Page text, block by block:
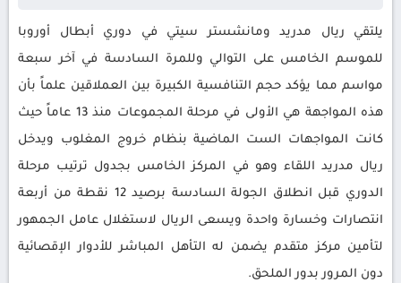
يلتقي ريال مدريد ومانشستر سيتي في دوري أبطال أوروبا
للموسم الخامس على التوالي وللمرة السادسة في آخر سبعة
مواسم مما يؤكد حجم التنافسية الكبيرة بين العملاقين علماً بأن
هذه المواجهة هي الأولى في مرحلة المجموعات منذ 13 عاماً حيث
كانت المواجهات الست الماضية بنظام خروج المغلوب ويدخل
ريال مدريد اللقاء وهو في المركز الخامس بجدول ترتيب مرحلة
الدوري قبل انطلاق الجولة السادسة برصيد 12 نقطة من أربعة
انتصارات وخسارة واحدة ويسعى الريال لاستغلال عامل الجمهور
لتأمين مركز متقدم يضمن له التأهل المباشر للأدوار الإقصائية
دون المرور بدور الملحق.